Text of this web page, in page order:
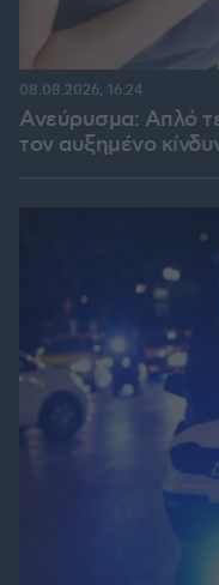
Ανεύρυσμα: Απλό
τον αυξημένο
08.08.2026, 16:24